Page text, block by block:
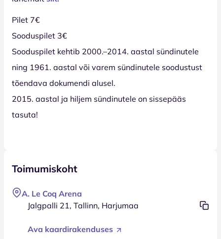
Pilet 7€
Sooduspilet 3€
Sooduspilet kehtib 2000.–2014. aastal sündinutele
ning 1961. aastal või varem sündinutele soodustust
tõendava dokumendi alusel.
2015. aastal ja hiljem sündinutele on sissepääs
tasuta!
Toimumiskoht
A. Le Coq Arena
Jalgpalli 21, Tallinn, Harjumaa
Ava kaardirakenduses